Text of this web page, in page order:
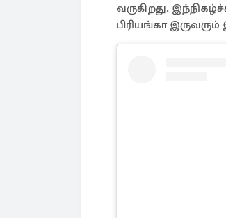
வருகிறது.
பிரியங்கா